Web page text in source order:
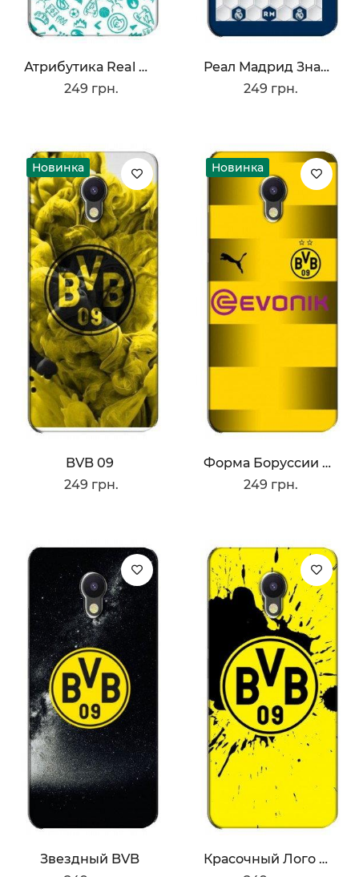
Атрибутика Real Madrid
249 грн.
Реал Мадрид Значок
249 грн.
Новинка
BVB 09
249 грн.
Новинка
Форма Боруссии Дортмунд
249 грн.
Звездный BVB
Красочный Лого BVB